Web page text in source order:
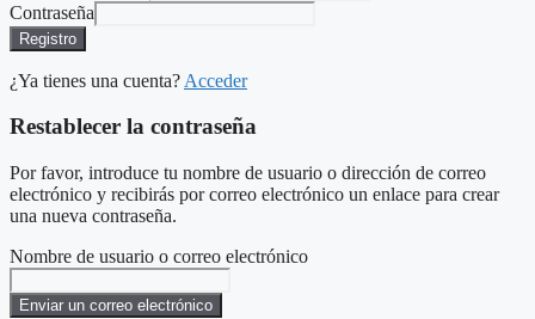
Contraseña
Registro
¿Ya tienes una cuenta? Acceder
Restablecer la contraseña
Por favor, introduce tu nombre de usuario o dirección de correo
electrónico y recibirás por correo electrónico un enlace para crear
una nueva contraseña.
Nombre de usuario o correo electrónico
Enviar un correo electrónico